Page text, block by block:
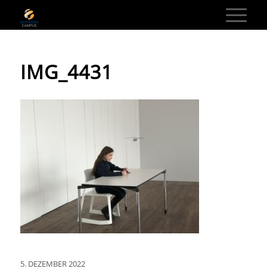
IMG_4431
5. DEZEMBER 2022